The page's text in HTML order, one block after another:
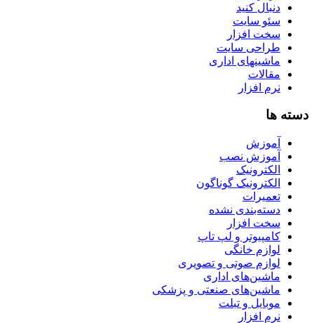
دنبال کنید
سئو سایت
سخت افزار
طراحی سایت
ماشینهای اداری
مقالات
نرم افزار
دسته ها
آموزش
آموزش نصب
الکترونیک
الکترونیک گوناگون
تعمیرات
دسته‌بندی نشده
سخت افزار
کامپیوتر و لپ تاپ
لوازم خانگی
لوازم صوتی و تصویری
ماشین‌های اداری
ماشین‌های صنعتی و پزشکی
موبایل و تبلت
نرم افزار